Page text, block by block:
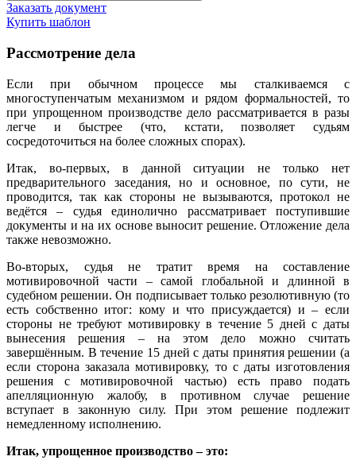
Заказать документ
Купить шаблон
Рассмотрение дела
Если при обычном процессе мы сталкиваемся с
многоступенчатым механизмом и рядом формальностей, то
при упрощенном производстве дело рассматривается в разы
легче и быстрее (что, кстати, позволяет судьям
сосредоточиться на более сложных спорах).
Итак, во-первых, в данной ситуации не только нет
предварительного заседания, но и основное, по сути, не
проводится, так как стороны не вызываются, протокол не
ведётся – судья единолично рассматривает поступившие
документы и на их основе выносит решение. Отложение дела
также невозможно.
Во-вторых, судья не тратит время на составление
мотивировочной части – самой глобальной и длинной в
судебном решении. Он подписывает только резолютивную (то
есть собственно итог: кому и что присуждается) и – если
стороны не требуют мотивировку в течение 5 дней с даты
вынесения решения – на этом дело можно считать
завершённым. В течение 15 дней с даты принятия решении (а
если сторона заказала мотивировку, то с даты изготовления
решения с мотивировочной частью) есть право подать
апелляционную жалобу, в противном случае решение
вступает в законную силу. При этом решение подлежит
немедленному исполнению.
Итак, упрощенное производство – это: